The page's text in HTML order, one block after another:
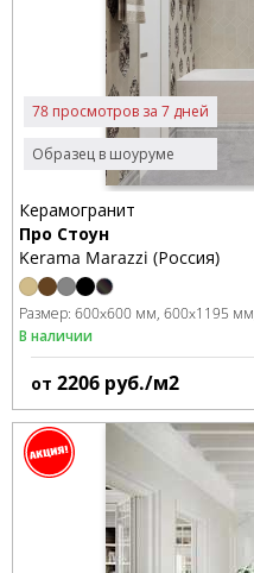
Образец в шоуруме
78 просмотров за 7 дней
Керамогранит
Про Стоун
Kerama Marazzi (Россия)
Размер: 600x600 мм 600x1195 мм
В наличии
от 2206 руб./м2